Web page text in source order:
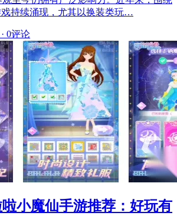
持续涌现，尤其以换装类玩…
· 0评论
啦小魔仙手游推荐：好玩有